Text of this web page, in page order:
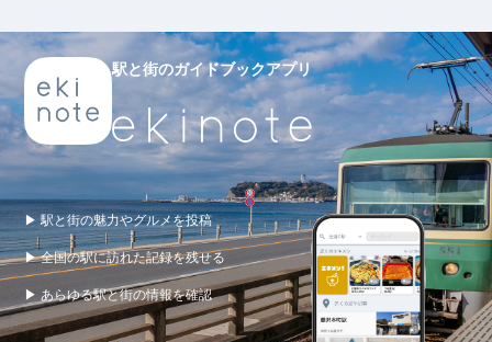
駅と街のガイドブックアプリ
▶ 駅と街の魅力やグルメを投稿
▶ 全国の駅に訪れた記録を残せる
▶ あらゆる駅と街の情報を確認